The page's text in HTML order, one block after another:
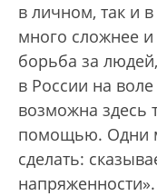
в личном, так и
много сложнее
борьба за
в России на
возможна здесь
помощью. Одни
сделать: